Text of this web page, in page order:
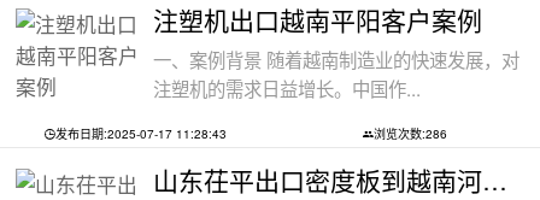
注塑机出口越南平阳客户案例
一、案例背景 随着越南制造业的快速发展，对
注塑机的需求日益增长。中国作...
发布日期:2025-07-17 11:28:43 浏览次数:286
山东茌平出口密度板到越南河内客户案例